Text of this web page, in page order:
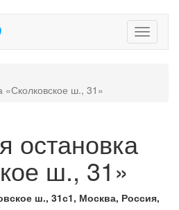
«Сколковское ш., 31»
остановка
ш., 31»
ш., 31с1, Москва, Россия,